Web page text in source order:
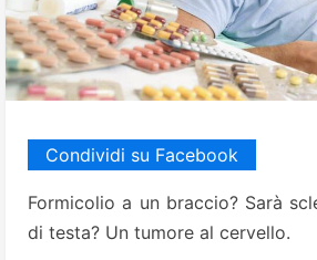
Condividi su Facebook
Formicolio a un braccio? Sarà
di testa? Un tumore al cervello.